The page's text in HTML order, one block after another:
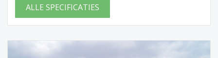
ALLE SPECIFICATIES